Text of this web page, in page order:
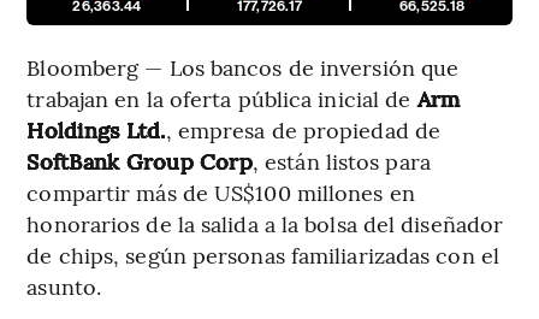
26,363.44
177,726.17
66,525.18
Bloomberg — Los bancos de inversión que
trabajan en la oferta pública inicial de Arm
Holdings Ltd., empresa de propiedad de
SoftBank Group Corp, están listos para
compartir más de US$100 millones en
honorarios de la salida a la bolsa del diseñador
de chips, según personas familiarizadas con el
asunto.